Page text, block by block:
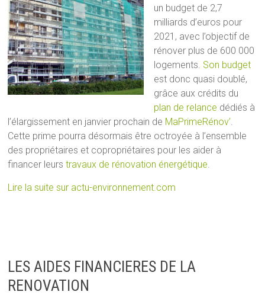
un budget de 2,7
milliards d’euros pour
2021, avec l’objectif de
rénover plus de 600 000
logements. Son budget
est donc quasi doublé,
grâce aux crédits du
plan de relance dédiés à
l’élargissement en janvier prochain de MaPrimeRénov’
Cette prime pourra désormais être octroyée à l’ensemble
des propriétaires et copropriétaires pour les aider à
financer leurstravaux de rénovation énergétique
Lire la suite sur actu-environnement.com
LES AIDES FINANCIERES DE LA
RENOVATION